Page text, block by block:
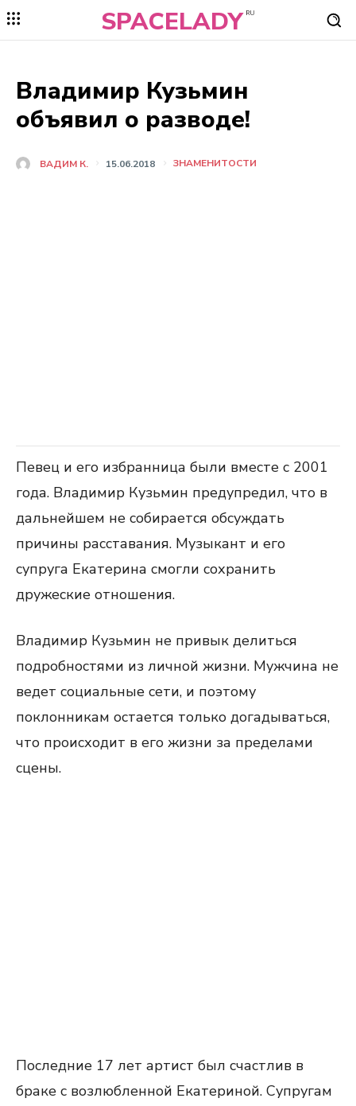
SPACELADY RU
Владимир Кузьмин
объявил о разводе!
ВАДИМ К. 15.06.2018 ЗНАМЕНИТОСТИ
Певец и его избранница были вместе с 2001
года. Владимир Кузьмин предупредил, что в
дальнейшем не собирается обсуждать
причины расставания. Музыкант и его
супруга Екатерина смогли сохранить
дружеские отношения.
Владимир Кузьмин не привык делиться
подробностями из личной жизни. Мужчина не
ведет социальные сети, и поэтому
поклонникам остается только догадываться,
что происходит в его жизни за пределами
сцены.
Последние 17 лет артист был счастлив в
браке с возлюбленной Екатериной. Супругам